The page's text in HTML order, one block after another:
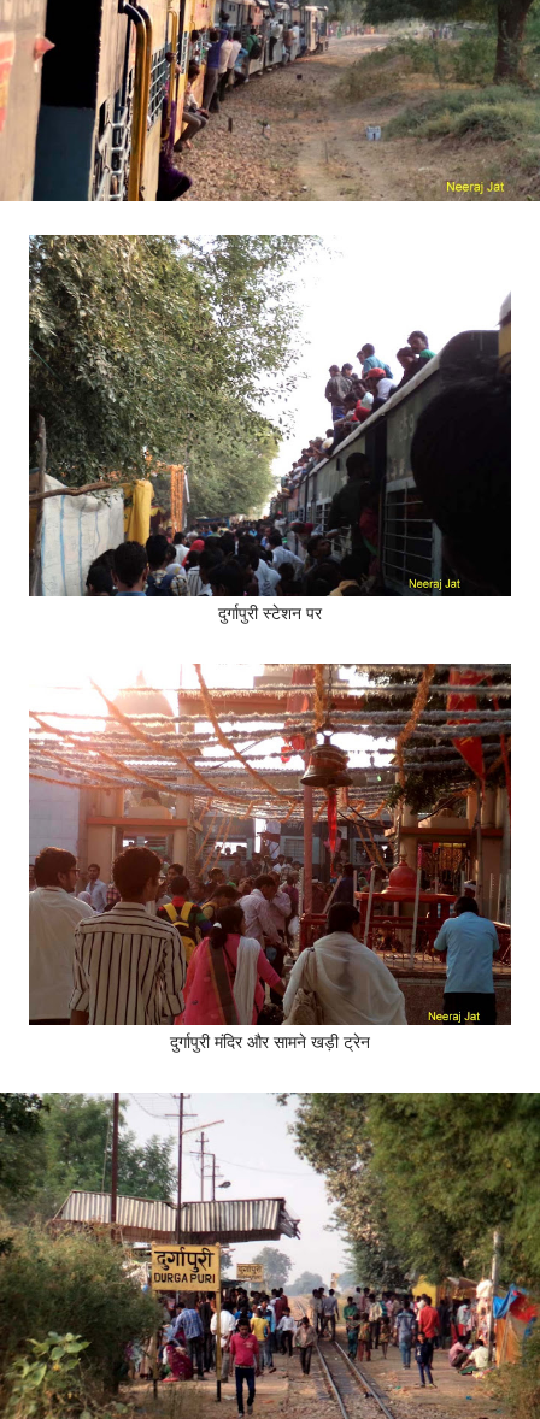
दुर्गापुरी स्टेशन पर
दुर्गापुरी मंदिर और सामने खड़ी ट्रेन